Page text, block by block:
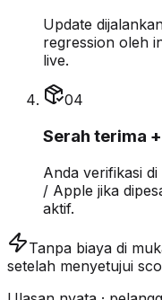
Update
regression oleh
live.
04
Serah terima
Anda verifikasi
/ Apple jika
aktif.
Tanpa biaya di
setelah menyetujui